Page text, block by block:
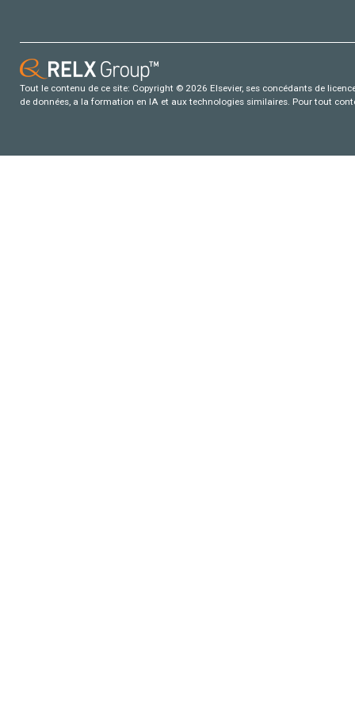
Tout le contenu de ce site: Copyright © 2026 Elsevier, ses concédants de
de données, a la formation en IA et aux technologies similaires. Pour tout